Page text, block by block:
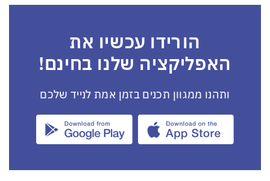
הורידו עכשיו את
האפליקציה שלנו בחינם!
ותהנו ממגוון תכנים בזמן אמת לנייד שלכם